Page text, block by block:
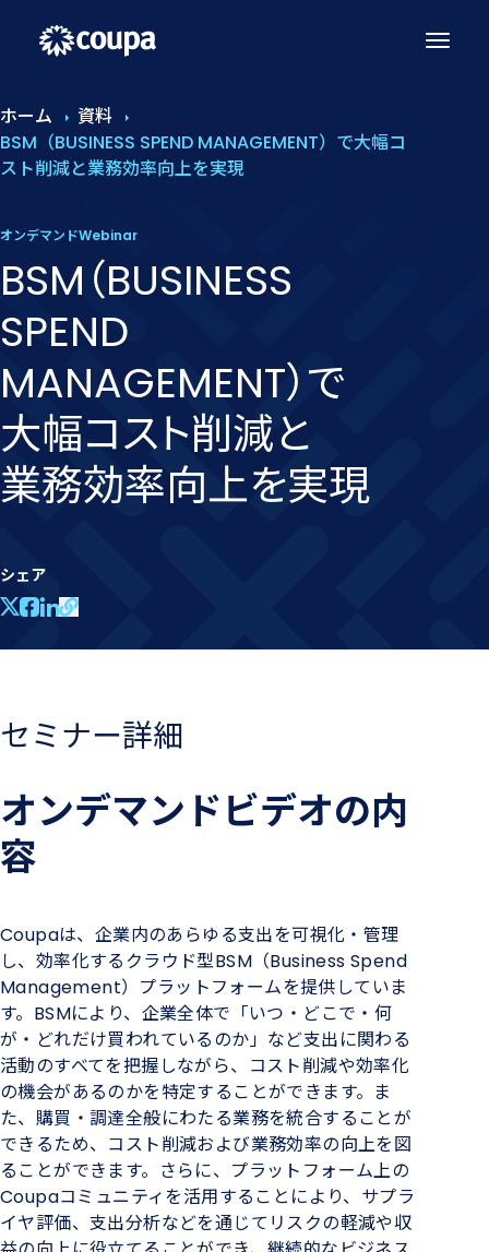
ホーム
資料
BSM（BUSINESS SPEND MANAGEMENT）で大幅コ
スト削減と業務効率向上を実現
オンデマンドWebinar
BSM​（BUSINESS
SPEND
MANAGEMENT）で​
大幅コスト削減と​
業務効率向上を​実現
シェア
セミナー詳細
オンデマンドビデオの内
容
Coupaは、企業内のあらゆる支出を可視化・管理
し、効率化するクラウド型BSM（Business Spend
Management）プラットフォームを提供していま
す。BSMにより、企業全体で「いつ・どこで・何
が・どれだけ買われているのか」など支出に関わる
活動のすべてを把握しながら、コスト削減や効率化
の機会があるのかを特定することができます。ま
た、購買・調達全般にわたる業務を統合することが
できるため、コスト削減および業務効率の向上を図
ることができます。さらに、プラットフォーム上の
Coupaコミュニティを活用することにより、サプラ
イヤ評価、支出分析などを通じてリスクの軽減や収